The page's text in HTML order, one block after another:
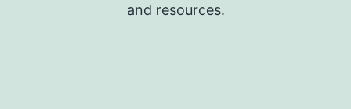
and resources.